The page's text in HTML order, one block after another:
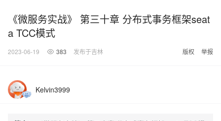
《微服务实战》 第三十章 分布式事务框架seat
a TCC模式
2023-06-19 383 发布于吉林 版权 举报
Kelvin3999